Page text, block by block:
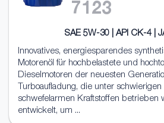
7123
SAE 5W-30 | API CK-4 |
Innovatives, energiesparendes
Motorenöl für hochbelastete und
Dieselmotoren der neuesten
Turboaufladung, die unter
schwefelarmen Kraftstoffen betrieben
entwickelt, um ...